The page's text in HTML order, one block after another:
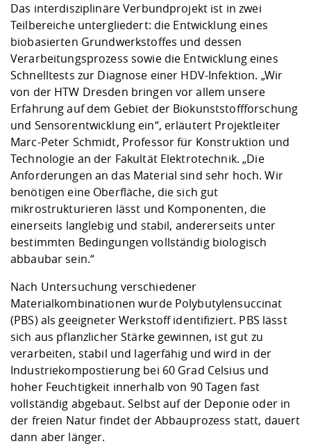
Das interdisziplinäre Verbundprojekt ist in zwei
Teilbereiche untergliedert: die Entwicklung eines
biobasierten Grundwerkstoffes und dessen
Verarbeitungsprozess sowie die Entwicklung eines
Schnelltests zur Diagnose einer HDV-Infektion. „Wir
von der HTW Dresden bringen vor allem unsere
Erfahrung auf dem Gebiet der Biokunststoffforschung
und Sensorentwicklung ein“, erläutert Projektleiter
Marc-Peter Schmidt, Professor für Konstruktion und
Technologie an der Fakultät Elektrotechnik. „Die
Anforderungen an das Material sind sehr hoch. Wir
benötigen eine Oberfläche, die sich gut
mikrostrukturieren lässt und Komponenten, die
einerseits langlebig und stabil, andererseits unter
bestimmten Bedingungen vollständig biologisch
abbaubar sein.“
Nach Untersuchung verschiedener
Materialkombinationen wurde Polybutylensuccinat
(PBS) als geeigneter Werkstoff identifiziert. PBS lässt
sich aus pflanzlicher Stärke gewinnen, ist gut zu
verarbeiten, stabil und lagerfähig und wird in der
Industriekompostierung bei 60 Grad Celsius und
hoher Feuchtigkeit innerhalb von 90 Tagen fast
vollständig abgebaut. Selbst auf der Deponie oder in
der freien Natur findet der Abbauprozess statt, dauert
dann aber länger.